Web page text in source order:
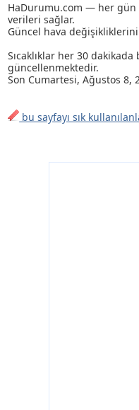
HaDurumu.com — her gün
verileri sağlar.
Güncel hava
Sıcaklıklar her 30
güncellenmektedir.
Son Cumartesi, Ağustos 8,
bu sayfayı sık